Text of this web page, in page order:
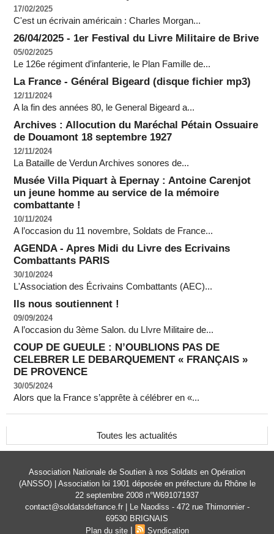
17/02/2025
C'est un écrivain américain : Charles Morgan...
26/04/2025 - 1er Festival du Livre Militaire de Brive
05/02/2025
Le 126e régiment d’infanterie, le Plan Famille de...
La France - Général Bigeard (disque fichier mp3)
12/11/2024
A la fin des années 80, le General Bigeard a...
Archives : Allocution du Maréchal Pétain Ossuaire
de Douamont 18 septembre 1927
12/11/2024
La Bataille de Verdun Archives sonores de...
Musée Villa Piquart à Epernay : Antoine Carenjot
un jeune homme au service de la mémoire
combattante !
10/11/2024
A l’occasion du 11 novembre, Soldats de France...
AGENDA - Apres Midi du Livre des Ecrivains
Combattants PARIS
30/10/2024
L'Association des Écrivains Combattants (AEC)...
Ils nous soutiennent !
09/09/2024
A l’occasion du 3ème Salon. du LIvre Militaire de...
COUP DE GUEULE : N’OUBLIONS PAS DE
CELEBRER LE DEBARQUEMENT « FRANÇAIS »
DE PROVENCE
30/05/2024
Alors que la France s’apprête à célébrer en «...
Toutes les actualités
Association Nationale de Soutien à nos Soldats en Opération
(ANSSO) | Association loi 1901 déposée en préfecture du Rhône le
22 septembre 2008 n°W691071937
contact@soldatsdefrance.fr | Le Naodiss - 472 rue Thimonnier -
69530 BRIGNAIS
Plan du site | Syndication